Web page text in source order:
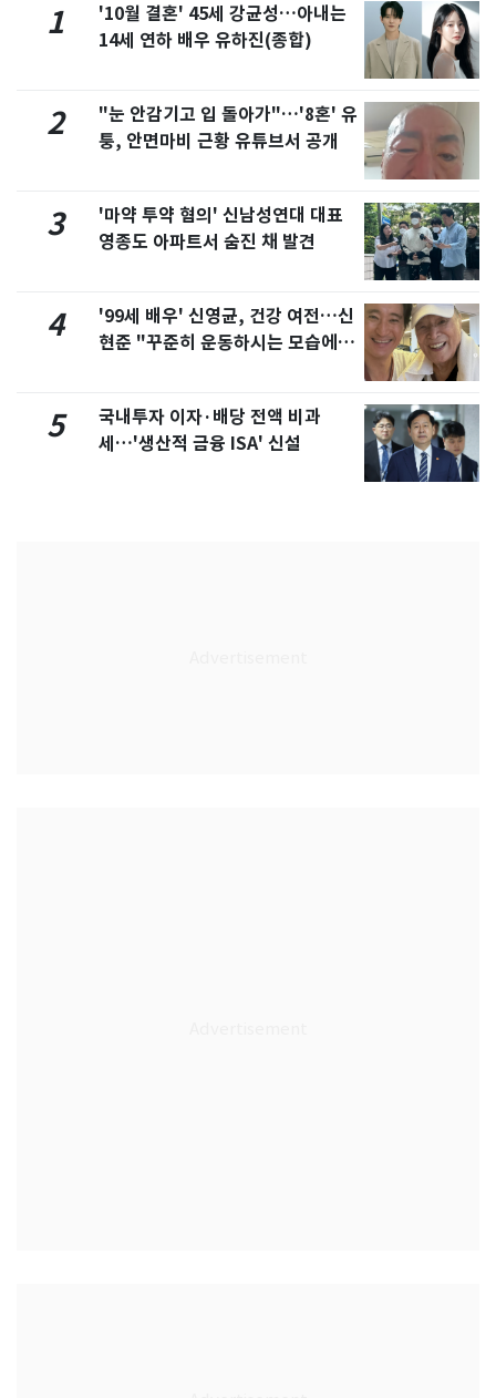
1
'10월 결혼' 45세 강균성…아내는
14세 연하 배우 유하진(종합)
2
"눈 안감기고 입 돌아가"…'8혼' 유
퉁, 안면마비 근황 유튜브서 공개
3
'마약 투약 혐의' 신남성연대 대표
영종도 아파트서 숨진 채 발견
4
'99세 배우' 신영균, 건강 여전…신
현준 "꾸준히 운동하시는 모습에 큰
5
국내투자 이자·배당 전액 비과
세…'생산적 금융 ISA' 신설